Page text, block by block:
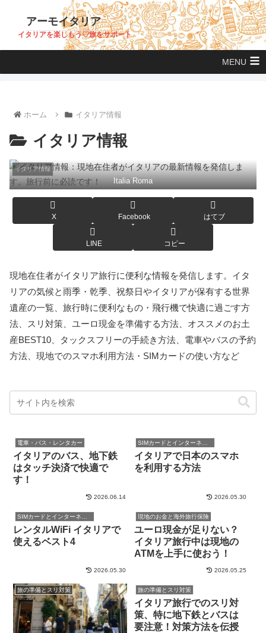
アーモイタリア
イタリアを楽しもう♡旅をサポート
MENU
ホーム イタリア情報
イタリア情報
イタリア情報
Italia Roma
X Facebook はてブ
LINE コピー
現地在住者がイタリア旅行に便利な情報を発信します。イタ
リアの気候と雨季・乾季、祝祭日やイタリアが保有する世界
遺産の一覧、旅行時に便利なもの・飛行機で快適に過ごす方
法、スリ対策、ユーロ現金を準備する方法、オススメのお土
産BEST10、タックスフリーの手続き方法、電車やバスの予約
方法、現地でのスマホ利用方法・SIMカードの使い方など
電車・バス・レンタカー
イタリアのバス、地下鉄
はタッチ決済で快適で
す！
2026.06.14
SIMカードとインターネット
イタリアで日本のスマホ
を利用する方法
2026.05.30
レンタルWiFi イタリアで
使えるベスト4
2026.05.30
現地のお金と海外旅行保険
ユーロ現金が足りない？
イタリア旅行中は現地の
ATMを上手に使おう！
2026.05.25
旅の準備とスリ対策 旅の準備とスリ対策
イタリア旅行でのスリ対
策、特に地下鉄とバスは
要注意！対策方法を伝授